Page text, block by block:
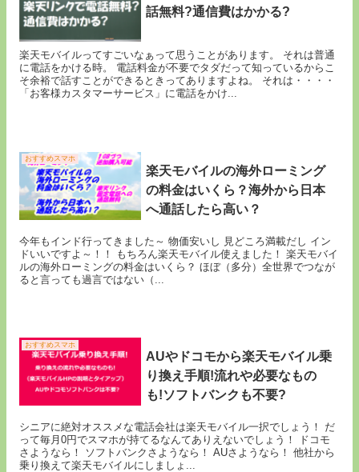
話無料?通信費はかかる?
楽天モバイルってすごいなぁって思うことがあります。 それは普通
に電話をかける時。 電話料金が不要でタダだって知っているからこ
そ余裕で話すことができるときってありますよね。 それは・・・・
「お客様カスタマーサービス」に電話をかけ...
おすすめスマホ
楽天モバイルの海外ローミング
の料金はいくら？海外から日本
へ通話したら高い？
今年もインド行ってきました～ 物価安いし 見どころ満載だし イン
ドいいですよ～！！ もちろん楽天モバイル使えました！ 楽天モバイ
ルの海外ローミングの料金はいくら？ ほぼ（多分）全世界でつなが
ると言っても過言ではない（...
おすすめスマホ
AUやドコモから楽天モバイル乗
り換え手順!流れや必要なもの
も!ソフトバンクも不要?
シニアに絶対オススメな電話会社は楽天モバイル一択でしょう！ だ
って毎月0円でスマホが持てるなんてありえないでしょう！ ドコモ
さようなら！ ソフトバンクさようなら！ AUさようなら！ 他社から
乗り換えて楽天モバイルにしましょ...